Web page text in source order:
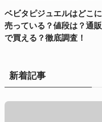
ベビタピジュエルはどこに
売っている？値段は？通販
で買える？徹底調査！
新着記事